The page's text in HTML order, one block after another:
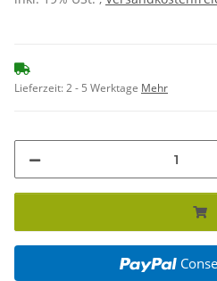
Lieferzeit:2 - 5 Werktage Mehr